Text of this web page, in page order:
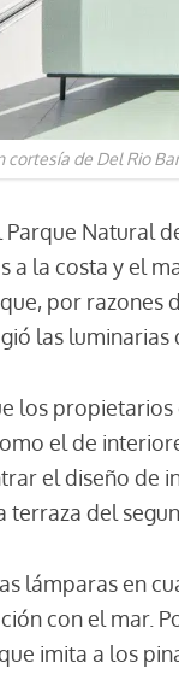
cortesía de Del Rio
Natural
a la costa y el
por razones
las
los
el de
el diseño de
terraza del
lámparas en
con el mar.
imita a los